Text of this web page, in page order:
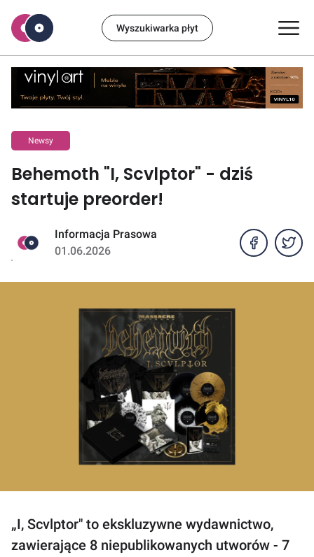
Wyszukiwarka płyt
Newsy
Behemoth "I, Scvlptor" - dziś
startuje preorder!
Informacja Prasowa
01.06.2026
„I, Scvlptor" to ekskluzywne wydawnictwo,
zawierające 8 niepublikowanych utworów - 7